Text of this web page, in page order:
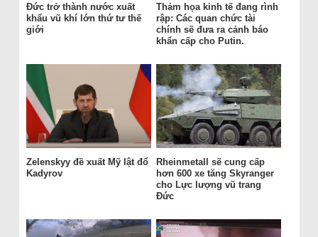
Đức trở thành nước xuất
khẩu vũ khí lớn thứ tư thế
giới
Thảm họa kinh tế đang rình
rập: Các quan chức tài
chính sẽ đưa ra cảnh báo
khẩn cấp cho Putin.
Zelenskyy đề xuất Mỹ lật đổ
Kadyrov
Rheinmetall sẽ cung cấp
hơn 600 xe tăng Skyranger
cho Lực lượng vũ trang
Đức